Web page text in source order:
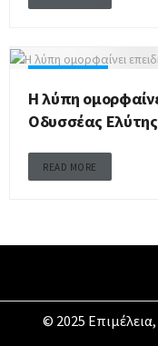
Η λύπη
Οδυσσέας Ελύτης
READ MORE
© 2025